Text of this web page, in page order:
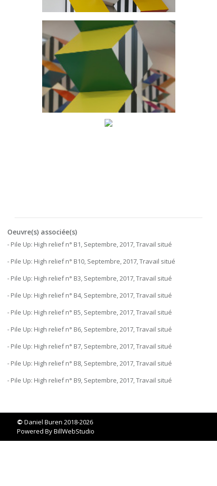
Oeuvre(s) associée(s)
- Pile Up: High relief n° B1, Septembre, 2017, Travail situé
- Pile Up: High relief n° B10, Septembre, 2017, Travail situé
- Pile Up: High relief n° B3, Septembre, 2017, Travail situé
- Pile Up: High relief n° B4, Septembre, 2017, Travail situé
- Pile Up: High relief n° B5, Septembre, 2017, Travail situé
- Pile Up: High relief n° B6, Septembre, 2017, Travail situé
- Pile Up: High relief n° B7, Septembre, 2017, Travail situé
- Pile Up: High relief n° B8, Septembre, 2017, Travail situé
- Pile Up: High relief n° B9, Septembre, 2017, Travail situé
© Daniel Buren 2018-2026
Powered ByBillWebStudio